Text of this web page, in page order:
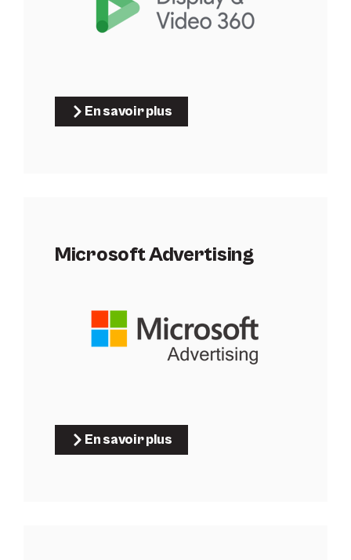
En savoir plus
Microsoft Advertising
En savoir plus